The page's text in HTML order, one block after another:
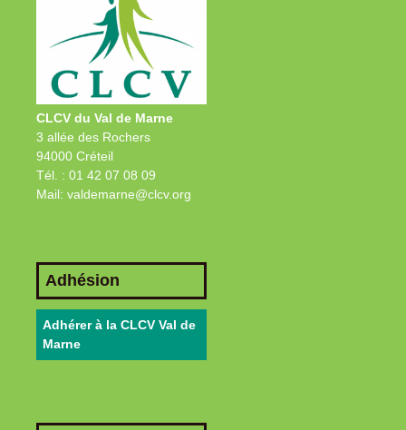
CLCV du Val de Marne
3 allée des Rochers
94000 Créteil
Tél. : 01 42 07 08 09
Mail: valdemarne@clcv.org
Adhésion
Adhérer à la CLCV Val de
Marne